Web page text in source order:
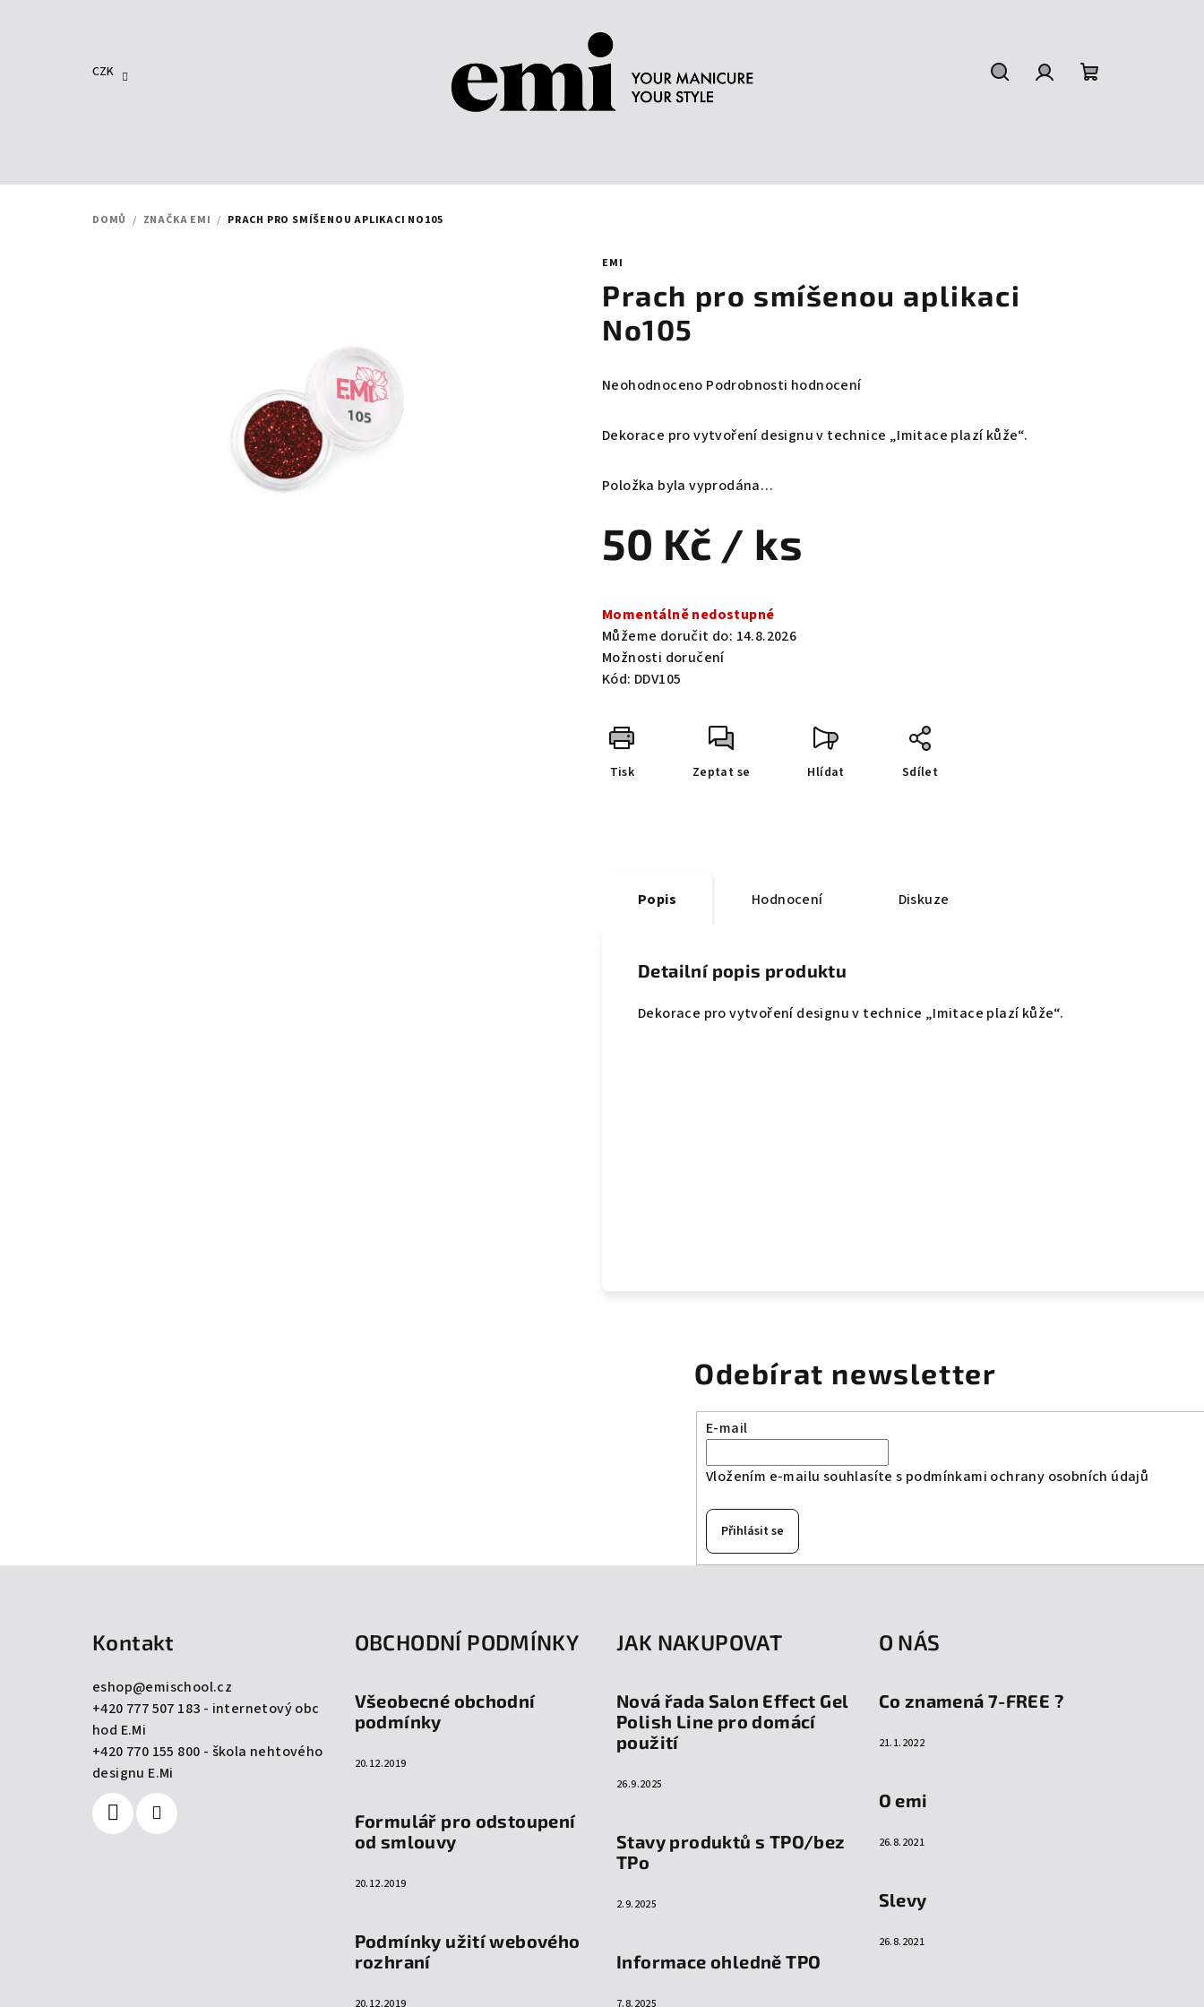
CZK
DOMŮ / ZNAČKA EMI / PRACH PRO SMÍŠENOU APLIKACI NO105
EMI
Prach pro smíšenou aplikaci
No105
Průměrné
produktu
z
hvězdiček.
Neohodnoceno Podrobnosti hodnocení
Dekorace pro vytvoření designu v technice „Imitace plazí kůže“.
Položka byla vyprodána…
50 Kč / ks
cena:
Momentálně nedostupné
Můžeme doručit do: 14.8.2026
Možnosti doručení
Kód: DDV105
Tisk Zeptat se Hlídat Sdílet
Popis Hodnocení Diskuze
Detailní popis produktu
Dekorace pro vytvoření designu v technice „Imitace plazí kůže“.
Odebírat newsletter
E-mail
Vložením e-mailu souhlasíte s podmínkami ochrany osobních údajů
Přihlásit se
Kontakt
eshop@emischool.cz
+420 777 507 183 - internetový obc
hod E.Mi
+420 770 155 800 - škola nehtového
designu E.Mi
OBCHODNÍ PODMÍNKY
Všeobecné obchodní
podmínky
20.12.2019
Formulář pro odstoupení
od smlouvy
20.12.2019
Podmínky užití webového
rozhraní
20.12.2019
JAK NAKUPOVAT
Nová řada Salon Effect Gel
Polish Line pro domácí
použití
26.9.2025
Stavy produktů s TPO/bez
TPo
2.9.2025
Informace ohledně TPO
7.8.2025
O NÁS
Co znamená 7-FREE ?
21.1.2022
O emi
26.8.2021
Slevy
26.8.2021